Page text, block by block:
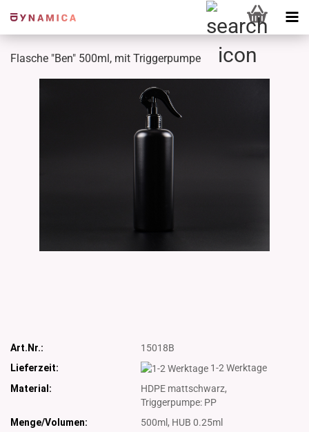
Flasche "Ben" 500ml, mit Triggerpumpe
Art.Nr.:
15018B
Lieferzeit:
1-2 Werktage
Material:
HDPE mattschwarz,
Triggerpumpe: PP
Menge/Volumen:
500ml, HUB 0.25ml